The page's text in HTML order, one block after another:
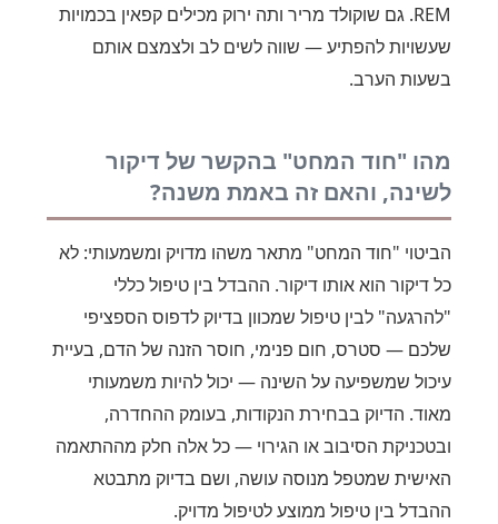
REM. גם שוקולד מריר ותה ירוק מכילים קפאין בכמויות
שעשויות להפתיע — שווה לשים לב ולצמצם אותם
בשעות הערב.
מהו "חוד המחט" בהקשר של דיקור
לשינה, והאם זה באמת משנה?
הביטוי "חוד המחט" מתאר משהו מדויק ומשמעותי: לא
כל דיקור הוא אותו דיקור. ההבדל בין טיפול כללי
"להרגעה" לבין טיפול שמכוון בדיוק לדפוס הספציפי
שלכם — סטרס, חום פנימי, חוסר הזנה של הדם, בעיית
עיכול שמשפיעה על השינה — יכול להיות משמעותי
מאוד. הדיוק בבחירת הנקודות, בעומק ההחדרה,
ובטכניקת הסיבוב או הגירוי — כל אלה חלק מההתאמה
האישית שמטפל מנוסה עושה, ושם בדיוק מתבטא
ההבדל בין טיפול ממוצע לטיפול מדויק.